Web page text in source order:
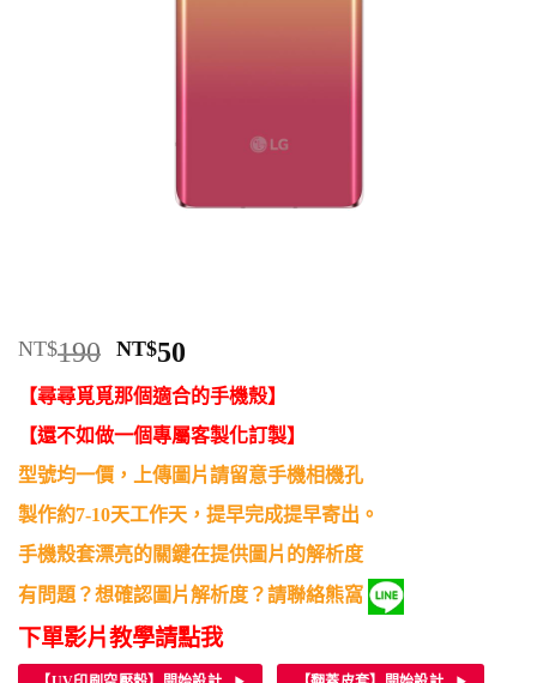
NT$190 原
始
價
格：
NT$190。
NT$50
前
價
格：
NT$50。
【尋尋覓覓那個適合的手機殼】
【還不如做一個專屬客製化訂製】
型號均一價，上傳圖片請留意手機相機孔
製作約7-10天工作天，提早完成提早寄出。
手機殼套漂亮的關鍵在提供圖片的解析度
有問題？想確認圖片解析度？請聯絡熊窩
下單影片教學請點我